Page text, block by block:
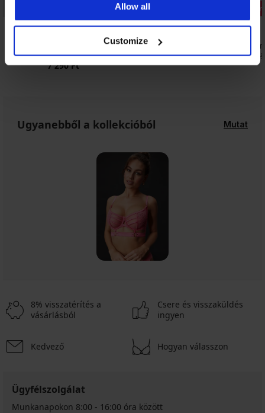
Allow all
Customize
4,7
5
Simple Push-Up alakformáló női alsó,
magas derékrésszel
7 290 Ft
Fili bélelt
8 750 Ft14
Ugyanebből a kollekcióból Mutat
8% visszatérítés a
vásárlásból
Csere és visszaküldés
ingyen
Kedvező Hogyan válasszon
Ügyfélszolgálat
Munkanapokon 8:00 - 16:00 óra között